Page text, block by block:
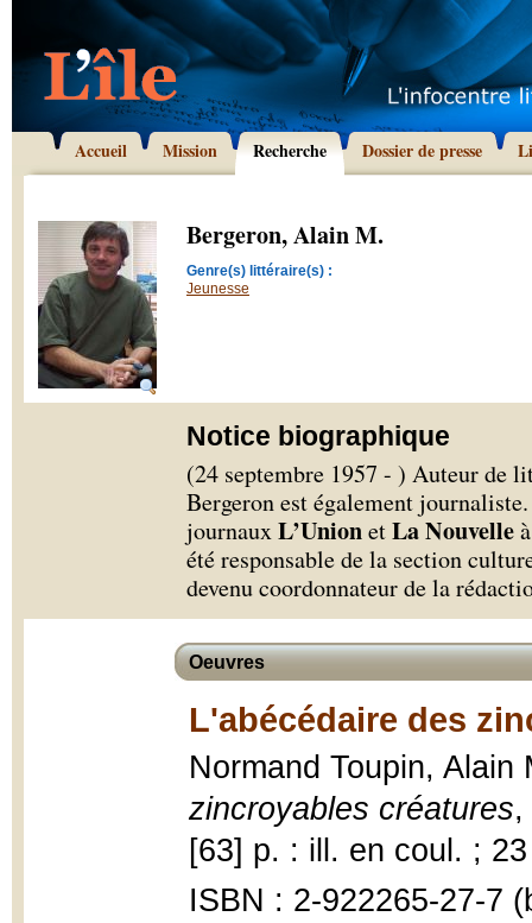
Accueil Mission Recherche Dossier de presse
Bergeron, Alain M.
Genre(s) littéraire(s) :
Jeunesse
Notice biographique
(24 septembre 1957 - ) Auteur de
Bergeron est également
journauxL’UnionetLa Nouvelle
été responsable de la section
devenu coordonnateur de la
Oeuvres
L'abécédaire des
Normand Toupin,
zincroyables créatures,
[63] p. : ill. en coul. ;
ISBN : 2-922265-27-7